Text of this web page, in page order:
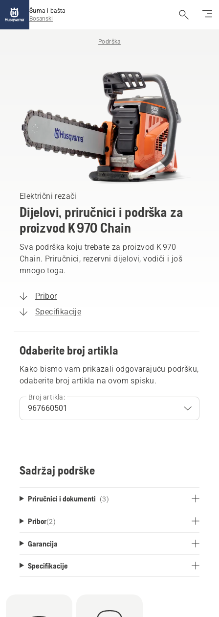
Šuma i bašta
Bosanski
Podrška
Električni rezači
Dijelovi, priručnici i podrška za
proizvod K 970 Chain
Sva podrška koju trebate za proizvod K 970
Chain. Priručnici, rezervni dijelovi, vodiči i još
mnogo toga.
Pribor
Specifikacije
Odaberite broj artikla
Kako bismo vam prikazali odgovarajuću podršku,
odaberite broj artikla na ovom spisku.
Broj artikla:
Sadržaj podrške
Priručnici i dokumenti (3)
Pribor(2)
Garancija
Specifikacije